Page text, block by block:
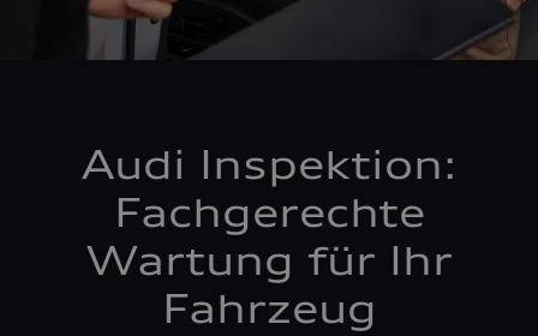
Audi Inspektion:
Fachgerechte
Wartung für Ihr
Fahrzeug